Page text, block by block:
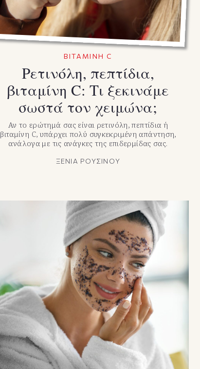
ΒΙΤΑΜΙΝΗ C
Ρετινόλη, πεπτίδια,
βιταμίνη C: Τι ξεκινάμε
σωστά τον χειμώνα;
Αν το ερώτημά σας είναι ρετινόλη, πεπτίδια ή
βιταμίνη C, υπάρχει πολύ συγκεκριμένη απάντηση,
ανάλογα με τις ανάγκες της επιδερμίδας σας.
ΞΕΝΙΑ ΡΟΥΣΙΝΟΥ